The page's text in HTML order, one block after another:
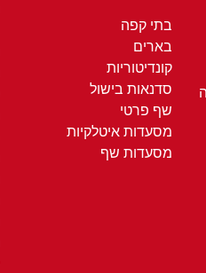
בתי קפה
בארים
קונדיטוריות
סדנאות בישול
שף פרטי
מסעדות איטלקיות
מסעדות שף